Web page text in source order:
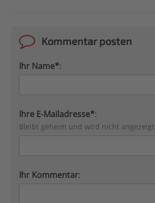
Kommentar posten
Ihr Name*:
Ihre E-Mailadresse*:
Bleibt geheim und wird nicht angezeigt
Ihr Kommentar: